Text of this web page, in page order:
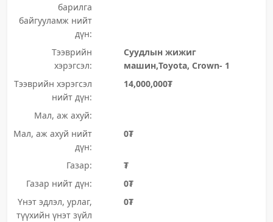
барилга
байгууламж нийт
дүн:
Тээврийн
хэрэгсэл:
Суудлын жижиг
машин,Toyota, Crown- 1
Тээврийн хэрэгсэл
нийт дүн:
14,000,000₮
Мал, аж ахуй:
Мал, аж ахуй нийт
дүн:
0₮
Газар:
₮
Газар нийт дүн:
0₮
Үнэт эдлэл, урлаг,
түүхийн үнэт зүйл
0₮